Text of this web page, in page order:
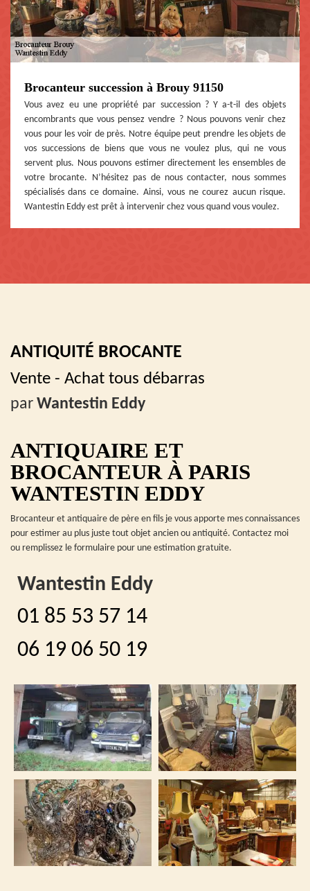
Brocanteur succession à Brouy 91150
Vous avez eu une propriété par succession ? Y a-t-il des objets
encombrants que vous pensez vendre ? Nous pouvons venir chez
vous pour les voir de près. Notre équipe peut prendre les objets de
vos successions de biens que vous ne voulez plus, qui ne vous
servent plus. Nous pouvons estimer directement les ensembles de
votre brocante. N’hésitez pas de nous contacter, nous sommes
spécialisés dans ce domaine. Ainsi, vous ne courez aucun risque.
Wantestin Eddy est prêt à intervenir chez vous quand vous voulez.
ANTIQUITÉ BROCANTE
Vente - Achat tous débarras
par Wantestin Eddy
ANTIQUAIRE ET
BROCANTEUR À PARIS
WANTESTIN EDDY
Brocanteur et antiquaire de père en fils je vous apporte mes connaissances
pour estimer au plus juste tout objet ancien ou antiquité. Contactez moi
ou remplissez le formulaire pour une estimation gratuite.
Wantestin Eddy
01 85 53 57 14
06 19 06 50 19